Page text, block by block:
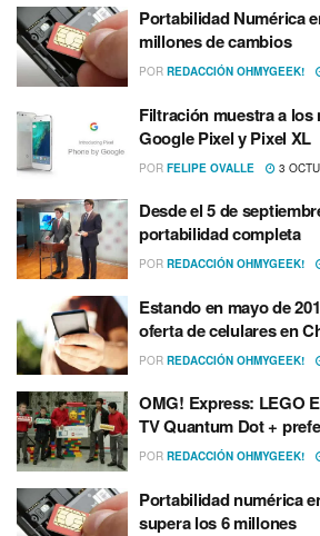
Portabilidad Numérica
millones de cambios
POR REDACCIÓN OHMYGEEK!
Filtración muestra a
Google Pixel y Pixel XL
POR FELIPE OVALLE 3
Desde el 5 de
portabilidad completa
POR REDACCIÓN OHMYGEEK!
Estando en mayo de
oferta de celulares en
POR REDACCIÓN OHMYGEEK!
OMG! Express: LEGO
TV Quantum Dot +
POR REDACCIÓN OHMYGEEK!
Portabilidad numérica
supera los 6 millones